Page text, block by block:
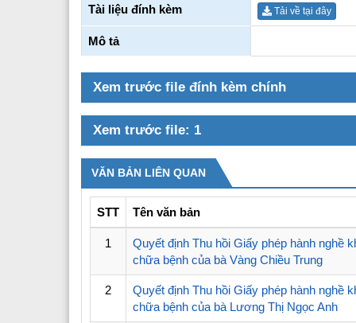
Phòng tổ chức cán bộ
Phòng nghiệp vụ y
Phòng nghiệp vụ dược
Phòng bảo trợ - trẻ em và
Nguyên lãnh đạo sở y tế qua các thời kỳ
Đảng bộ Sở y tế
Đoàn Thanh Niên
Tài liệu đính kèm Tải về tại đây
Mô tả
Xem trước file đính kèm chính
Xem trước file: 1
VĂN BẢN LIÊN QUAN
STT Tên văn bản
1
Quyết định Thu hồi Giấy phép hành nghề
chữa bệnh của bà Vàng Chiều Trung
2
Quyết định Thu hồi Giấy phép hành nghề
chữa bệnh của bà Lương Thị Ngọc Anh